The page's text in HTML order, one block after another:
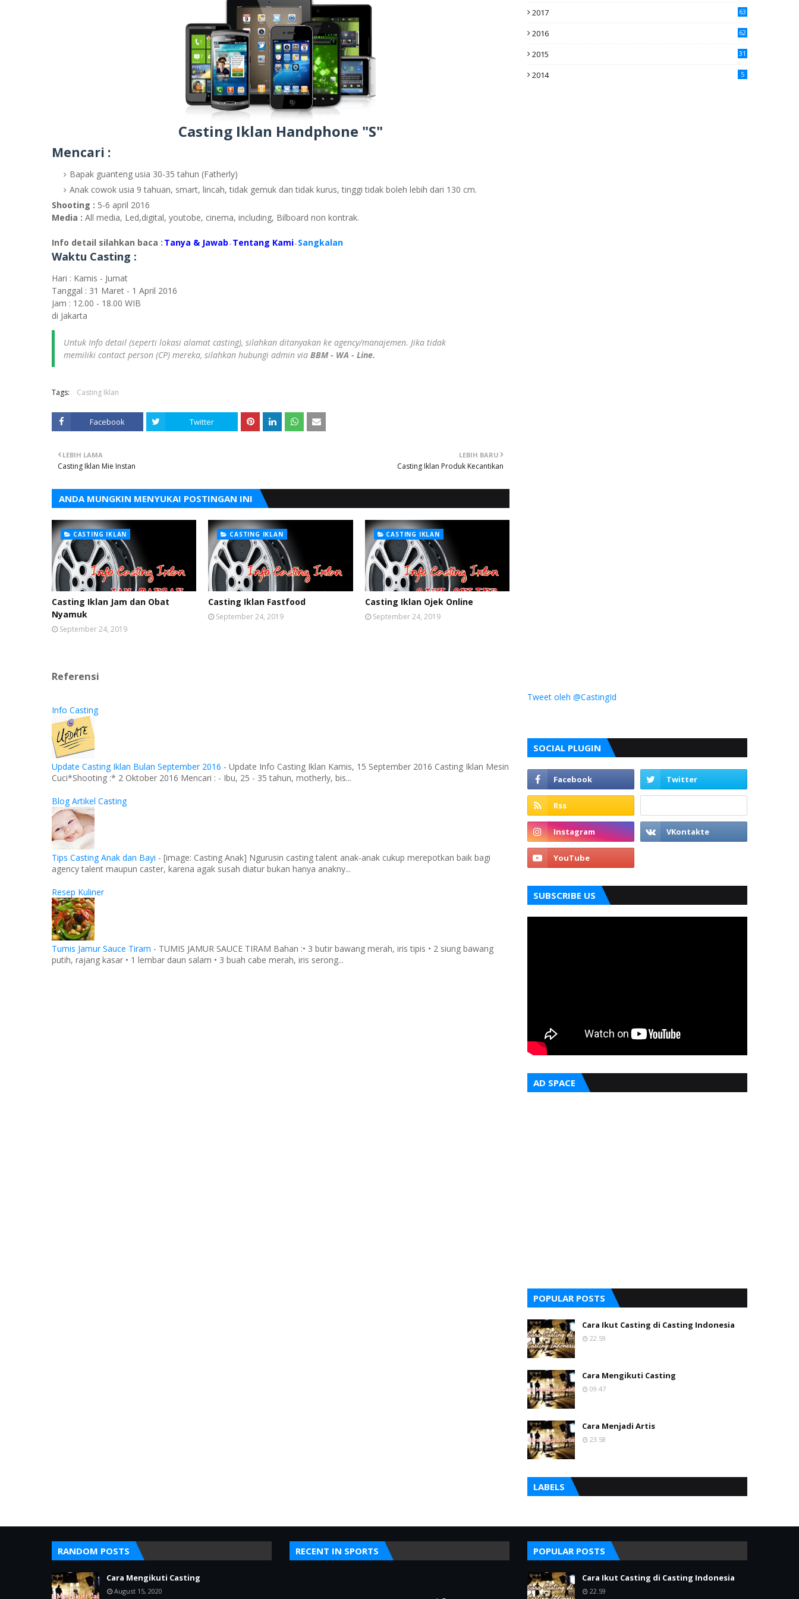
Casting Iklan Handphone "S"
Mencari :
Bapak guanteng usia 30-35 tahun (Fatherly)
Anak cowok usia 9 tahuan, smart, lincah, tidak gemuk dan tidak kurus, tinggi tidak boleh lebih dari 130 cm.
Shooting : 5-6 april 2016
Media : All media, Led,digital, youtobe, cinema, including, Bilboard non kontrak.
Info detail silahkan baca : Tanya & Jawab - Tentang Kami - Sangkalan
Waktu Casting :
Hari : Kamis - Jumat
Tanggal : 31 Maret - 1 April 2016
Jam : 12.00 - 18.00 WIB
di Jakarta
Untuk Info detail (seperti lokasi alamat casting), silahkan ditanyakan ke agency/manajemen. Jika tidak
memiliki contact person (CP) mereka, silahkan hubungi admin via BBM - WA - Line.
Tags: Casting Iklan
Facebook Twitter
LEBIH BARU
Casting Iklan Produk Kecantikan
LEBIH LAMA
Casting Iklan Mie Instan
ANDA MUNGKIN MENYUKAI POSTINGAN INI
CASTING IKLAN
Casting Iklan Jam dan Obat
Nyamuk
September 24, 2019
CASTING IKLAN
Casting Iklan Fastfood
September 24, 2019
CASTING IKLAN
Casting Iklan Ojek Online
September 24, 2019
Referensi
Info Casting
Update Casting Iklan Bulan September 2016 - Update Info Casting Iklan Kamis, 15 September 2016 Casting Iklan Mesin
Cuci*Shooting :* 2 Oktober 2016 Mencari : - Ibu, 25 - 35 tahun, motherly, bis...
Blog Artikel Casting
Tips Casting Anak dan Bayi - [image: Casting Anak] Ngurusin casting talent anak-anak cukup merepotkan baik bagi
agency talent maupun caster, karena agak susah diatur bukan hanya anakny...
Resep Kuliner
Tumis Jamur Sauce Tiram - TUMIS JAMUR SAUCE TIRAM Bahan :• 3 butir bawang merah, iris tipis • 2 siung bawang
putih, rajang kasar • 1 lembar daun salam • 3 buah cabe merah, iris serong...
2017 63
2016
62
2015
31
2014 5
Tweet oleh @CastingId
SOCIAL PLUGIN
SUBSCRIBE US
AD SPACE
POPULAR POSTS
Cara Ikut Casting di Casting Indonesia
22.59
Cara Mengikuti Casting
09.47
Cara Menjadi Artis
23.58
LABELS
RANDOM POSTS
Cara Mengikuti Casting
August 15, 2020
RECENT IN SPORTS POPULAR POSTS
Cara Ikut Casting di Casting Indonesia
22.59